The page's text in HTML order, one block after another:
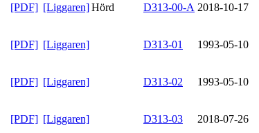
[PDF] [Liggaren]Hörd D313-00-A 2018-10-17
[PDF] [Liggaren] D313-01 1993-05-10
[PDF] [Liggaren] D313-02 1993-05-10
[PDF] [Liggaren] D313-03 2018-07-26